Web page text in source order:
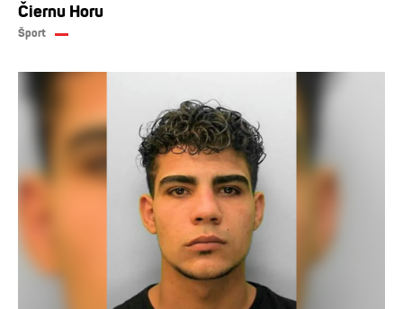
Čiernu Horu
Šport